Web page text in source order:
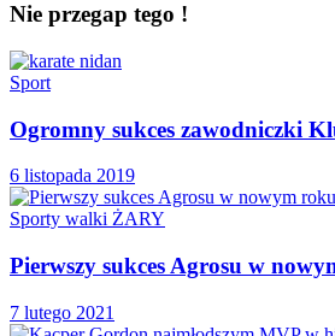
Nie przegap tego !
Sport
Ogromny sukces zawodniczki
6 listopada 2019
Sporty walki ŻARY
Pierwszy sukces Agrosu w
7 lutego 2021